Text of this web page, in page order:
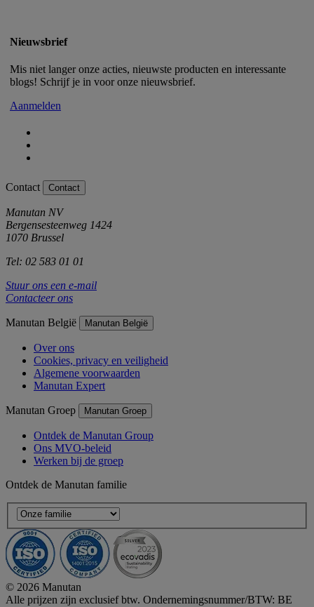
Nieuwsbrief
Mis niet langer onze acties, nieuwste producten en interessante
blogs! Schrijf je in voor onze nieuwsbrief.
Aanmelden
Contact Contact
Manutan NV
Bergensesteenweg 1424
1070 Brussel
Tel: 02 583 01 01
Stuur ons een e-mail
Contacteer ons
Manutan België Manutan België
Over ons
Cookies, privacy en veiligheid
Algemene voorwaarden
Manutan Expert
Manutan Groep Manutan Groep
Ontdek de Manutan Group
Ons MVO-beleid
Werken bij de groep
Ontdek de Manutan familie
© 2026 Manutan
Alle prijzen zijn exclusief btw. Ondernemingsnummer/BTW: BE